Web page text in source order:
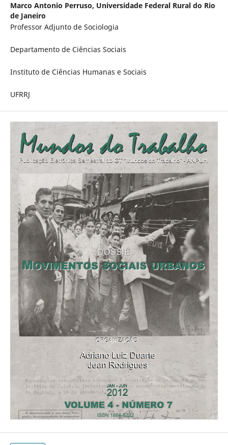
Marco Antonio Perruso, Universidade Federal Rural do Rio
de Janeiro
Professor Adjunto de Sociologia
Departamento de Ciências Sociais
Instituto de Ciências Humanas e Sociais
UFRRJ